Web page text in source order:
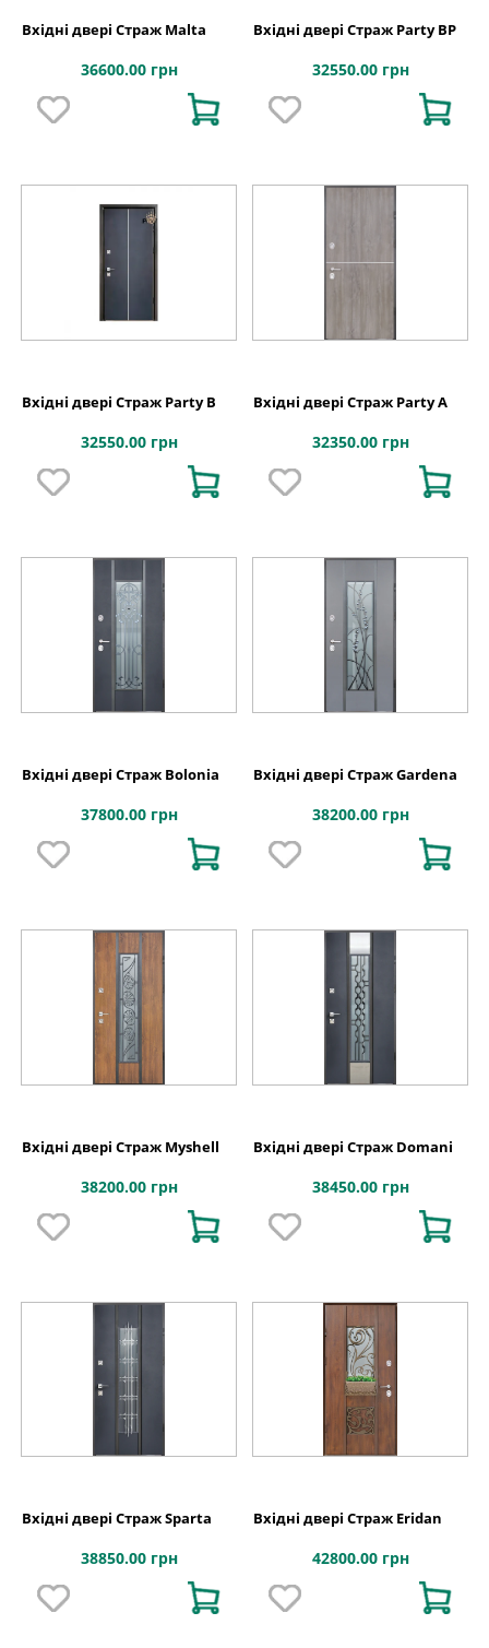
Вхідні двері Страж Malta
36600.00 грн
Вхідні двері Страж Party BP
32550.00 грн
Вхідні двері Страж Party B
32550.00 грн
Вхідні двері Страж Party A
32350.00 грн
Вхідні двері Страж Bolonia
37800.00 грн
Вхідні двері Страж Gardena
38200.00 грн
Вхідні двері Страж Myshell
38200.00 грн
Вхідні двері Страж Domani
38450.00 грн
Вхідні двері Страж Sparta
38850.00 грн
Вхідні двері Страж Eridan
42800.00 грн